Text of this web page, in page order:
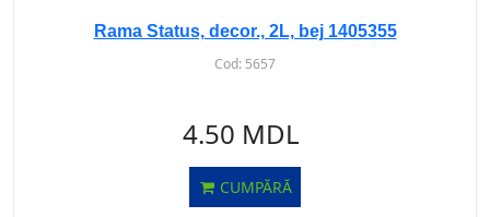
Rama Status, decor., 2L, bej 1405355
Cod: 5657
4.50 MDL
CUMPĂRĂ